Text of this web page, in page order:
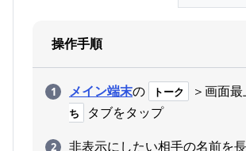
操作手順
メイン端末の トーク ＞画面
ち
タブをタップ
非表示にしたい相手の名前を